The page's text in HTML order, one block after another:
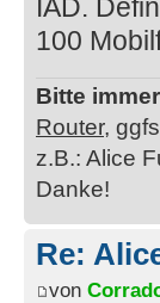
IAD.
100
Bitte
Router,
z.B.: Alice
Danke!
Re:
von